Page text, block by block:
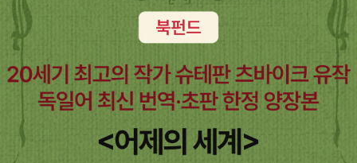
고요. 다른 시간을 더 잘 쓰면 되지, 하면서 포기하고 싶지 않은 그런
시간이, 누구나 다 있을 것 같고, 있었으면 좋겠다는, 그런 생각을 해
봅니다.^^ 일요일인 27일에 찍은 사진이예요. 아침에 떡집 앞에 가
래떡이 아주 많이 있어서 찍었는데, 오전에 다시 보니까 다 사라졌어
요. 지난주가 되면서 조금 더 가래떡이 많이 보이기 시작했는데, 지난
주만 해도, 아직 설날 멀었는데, 같은 기분이라면, 이번주는 이제 설연
휴가 가까워지는구나, 그런 차이를 느낍니다. 예전에는 떡국용 가래